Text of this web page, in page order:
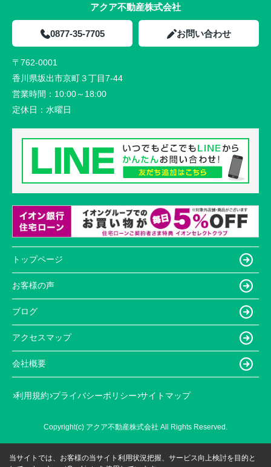
アクア不動産株式会社
0877-35-7705 お問い合わせ
〒762-0001
香川県坂出市京町３丁目7-44
営業時間： 10:00～18:00
定休日： 水曜日
トップページ
お客様の声
ブログ
アクセスマップ
会社概要
利用規約 プライバシーポリシー サイトマップ
Copyright(c) アクア不動産株式会社 All Rights Reserved.
当サイトでは、お客様の当サイト利用状況把握、サービス向上検討を目的と